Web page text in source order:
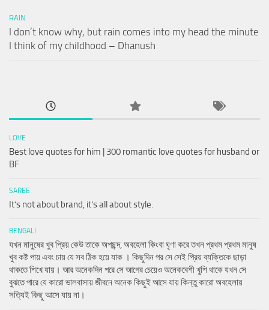
RAIN
I don’t know why, but rain comes into my head the minute
I think of my childhood – Dhanush
LOVE
Best love quotes for him | 300 romantic love quotes for husband or
BF
SAREE
It’s not about brand, it’s all about style.
BENGALI
যখন মানুষের খুব প্রিয় কেউ তাকে অপছন্দ, অবহেলা কিংবা ঘৃণা করে তখন প্রথম প্রথম মানুষ
খুব কষ্ট পায় এবং চায় যে সব ঠিক হয়ে যাক । কিছুদিন পর সে সেই প্রিয় ব্যক্তিকে ছাড়া
থাকতে শিখে যায়। আর অনেকদিন পরে সে আগের চেয়েও অনেকবেশী খুশি থাকে যখন সে
বুঝতে পারে যে কারো ভালবাসায় জীবনে অনেক কিছুই আসে যায় কিন্তু কারো অবহেলায়
সত্যিই কিছু আসে যায় না।